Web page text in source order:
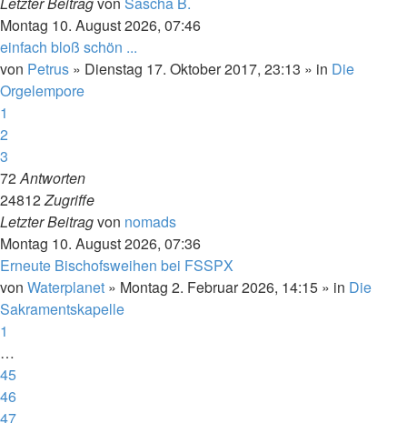
Montag 10. August 2026, 07:46
einfach bloß schön ...
von Petrus » Dienstag 17. Oktober 2017, 23:13 » in Die
Orgelempore
1
2
3
72Antworten
24812Zugriffe
Letzter Beitragvon nomads
Montag 10. August 2026, 07:36
Erneute Bischofsweihen bei FSSPX
von Waterplanet » Montag 2. Februar 2026, 14:15 » in Die
Sakramentskapelle
1
…
45
46
47